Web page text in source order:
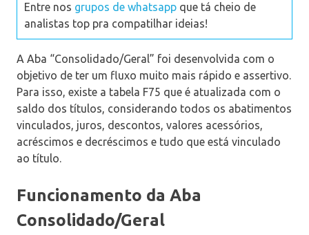
Entre nos grupos de whatsapp que tá cheio de
analistas top pra compatilhar ideias!
A Aba “Consolidado/Geral” foi desenvolvida com o
objetivo de ter um fluxo muito mais rápido e assertivo.
Para isso, existe a tabela F75 que é atualizada com o
saldo dos títulos, considerando todos os abatimentos
vinculados, juros, descontos, valores acessórios,
acréscimos e decréscimos e tudo que está vinculado
ao título.
Funcionamento da Aba
Consolidado/Geral